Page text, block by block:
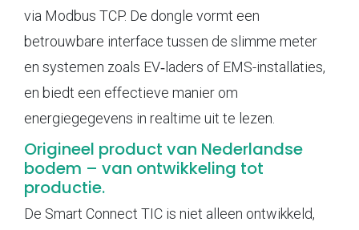
via Modbus TCP. De dongle vormt een
betrouwbare interface tussen de slimme meter
en systemen zoals EV‑laders of EMS-installaties,
en biedt een effectieve manier om
energiegegevens in realtime uit te lezen.
Origineel product van Nederlandse
bodem – van ontwikkeling tot
productie.
De Smart Connect TIC is niet alleen ontwikkeld,